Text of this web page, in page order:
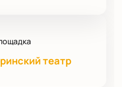
театр